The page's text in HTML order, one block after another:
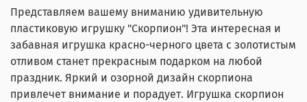
Представляем вашему вниманию удивительную
пластиковую игрушку "Скорпион"! Эта интересная и
забавная игрушка красно-черного цвета с золотистым
отливом станет прекрасным подарком на любой
праздник. Яркий и озорной дизайн скорпиона
привлечет внимание и порадует. Игрушка скорпион